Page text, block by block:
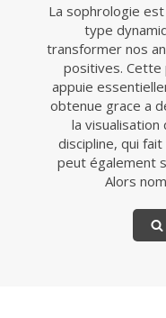
La sophrologie
type
transformer nos
positives. Cette
appuie
obtenue grace a
la
discipline, qui
peut également
Alors